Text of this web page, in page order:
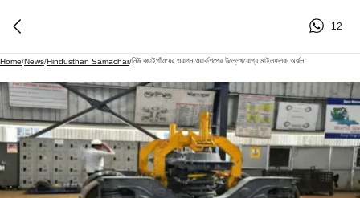
12
Home/News/Hindusthan Samachar/নিউ বঙাইগাঁওয়ের ওয়াগন ওয়ার্কশপের উল্লেখযোগ্য মাইলফলক অর্জন